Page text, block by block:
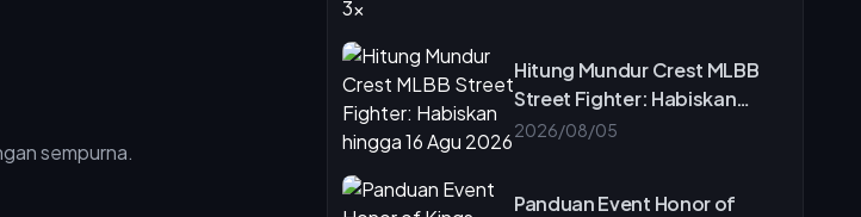
Hitung Mundur Crest MLBB
Street Fighter: Habiskan
hingga 16 Agu 2026
2026/08/05
Panduan Event Honor of
sempurna.